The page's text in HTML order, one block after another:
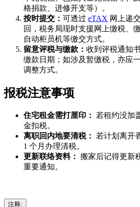
格捐款、进修开支等）。
按时提交： 可透过 eTAX 网上递
回，税务局现时支援网上缴税、
自动柜员机等缴交方式。
留意评税与缴款： 收到评税通知
缴款日期；如涉及暂缴税，亦应
调整方式。
报税注意事项
住宅租金需打厘印：
若租约没加
金扣税。
离职回内地要清税：
若计划离开
1 个月办理清税。
更新联络资料： 搬家后记得更新
重要通知。
注释: